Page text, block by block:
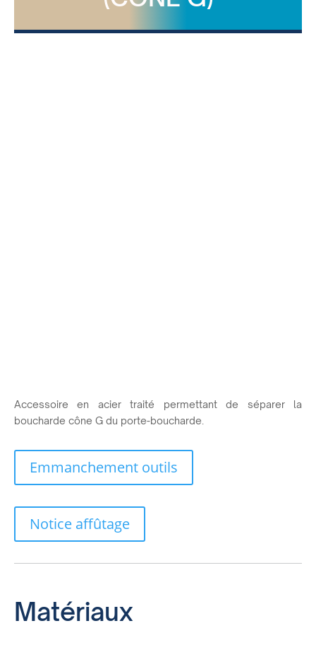
Accessoire en acier traité permettant de séparer la
boucharde cône G du porte-boucharde.
Emmanchement outils
Notice affûtage
Matériaux